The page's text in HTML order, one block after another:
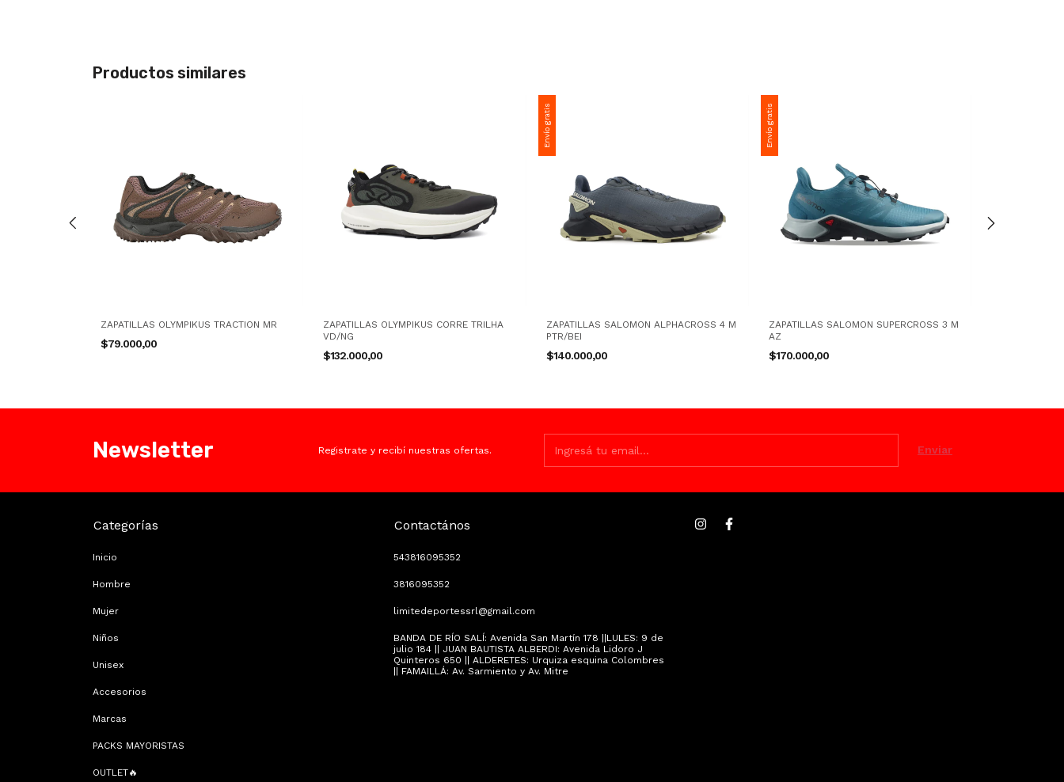
Productos similares
ZAPATILLAS OLYMPIKUS TRACTION MR
$79.000,00
ZAPATILLAS OLYMPIKUS CORRE TRILHA
VD/NG
$132.000,00
Envío gratis
ZAPATILLAS SALOMON ALPHACROSS 4 M
PTR/BEI
$140.000,00
Envío gratis
ZAPATILLAS SALOMON SUPERCROSS 3 M
AZ
$170.000,00
Newsletter Registrate y recibí nuestras ofertas.
Categorías
Inicio
Hombre
Mujer
Niños
Unisex
Accesorios
Marcas
PACKS MAYORISTAS
OUTLET🔥
Contactános
543816095352
3816095352
limitedeportessrl@gmail.com
BANDA DE RÍO SALÍ: Avenida San Martín 178 ||LULES: 9 de
julio 184 || JUAN BAUTISTA ALBERDI: Avenida Lidoro J
Quinteros 650 || ALDERETES: Urquiza esquina Colombres
|| FAMAILLÁ: Av. Sarmiento y Av. Mitre